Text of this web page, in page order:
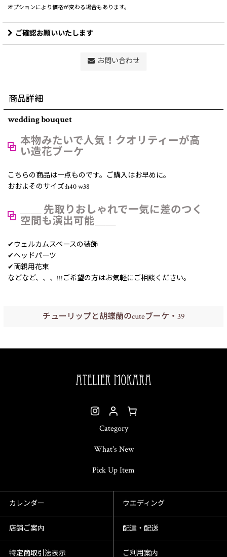
チューリップと胡蝶蘭のcuteブーケ・39
オプションにより価格が変わる場合もあります。
ご確認お願いいたします
お問い合わせ
商品詳細
wedding bouquet
本物みたいで人気！クオリティーが高
い造花ブーケ
こちらの商品は一点ものです。ご購入はお早めに。
おおよそのサイズ:h40 w38
＿＿ 先取りおしゃれで一気に差のつく
空間も演出可能＿＿
✔︎ウェルカムスペースの装飾
✔︎ヘッドパーツ
✔︎両親用花束
などなど、、、!!!ご希望の方はお気軽にご相談ください。
Category
What's New
Pick Up Item
カレンダー ウエディング
店舗ご案内 配達・配送
特定商取引法表示 ご利用案内